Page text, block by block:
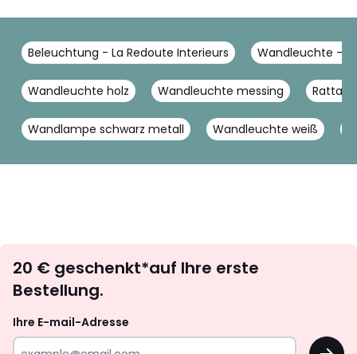
Beleuchtung - La Redoute Interieurs Wandleuchte -
Wandleuchte holz Wandleuchte messing Rattan
Wandlampe schwarz metall Wandleuchte weiß
abonnieren
20 € geschenkt*auf Ihre erste
Bestellung.
Ihre E-mail-Adresse
OK